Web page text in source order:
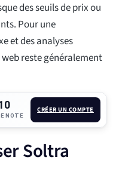
des seuils de prix ou
Pour une
et des analyses
reste généralement
NOTE
CRÉER UN COMPTE
Soltra